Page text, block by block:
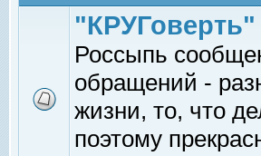
"КРУГоверть"
Россыпь
обращений -
жизни, то, что
поэтому